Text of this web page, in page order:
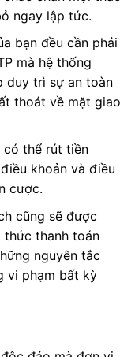
ngay lập tức.
bạn đều cần phải
mà hệ thống
duy trì sự an toàn
thoát về mặt giao
có thể rút tiền
khoản và điều
cược.
cũng sẽ được
thanh toán
nguyên tắc
vi phạm bất kỳ